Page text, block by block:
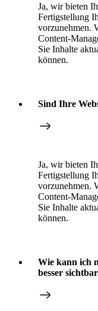
Ja, wir bieten
Fertigstellung
vorzunehmen.
Content-
Sie Inhalte
können.
Sind Ihre
Ja, wir bieten
Fertigstellung
vorzunehmen.
Content-
Sie Inhalte
können.
Wie kann ich
besser